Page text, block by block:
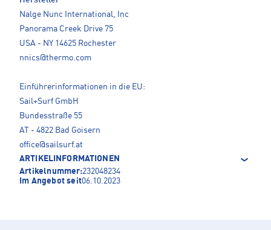
Nalge Nunc International, Inc
Panorama Creek Drive 75
USA - NY 14625 Rochester
nnics@thermo.com
Einführerinformationen in die EU:
Sail+Surf GmbH
Bundesstraße 55
AT - 4822 Bad Goisern
office@sailsurf.at
ARTIKELINFORMATIONEN
Artikelnummer:232048234
Im Angebot seit06.10.2023